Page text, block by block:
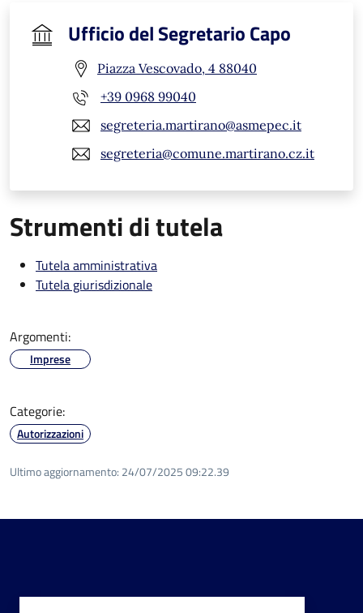
Ufficio del Segretario Capo
Piazza Vescovado, 4 88040
+39 0968 99040
segreteria.martirano@asmepec.it
segreteria@comune.martirano.cz.it
Strumenti di tutela
Tutela amministrativa
Tutela giurisdizionale
Argomenti:
Imprese
Categorie:
Autorizzazioni
Ultimo aggiornamento: 24/07/2025 09:22.39